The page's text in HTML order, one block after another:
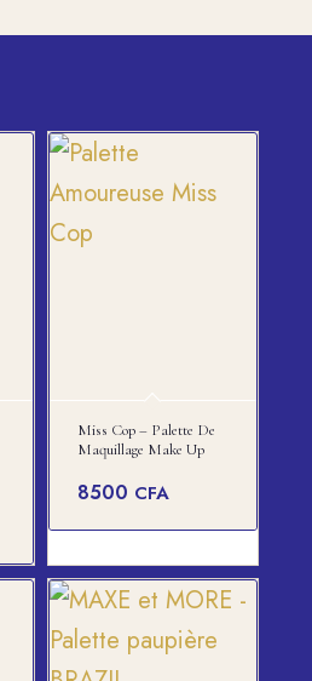
Miss Cop – Palette De
Maquillage Make Up
8500 CFA